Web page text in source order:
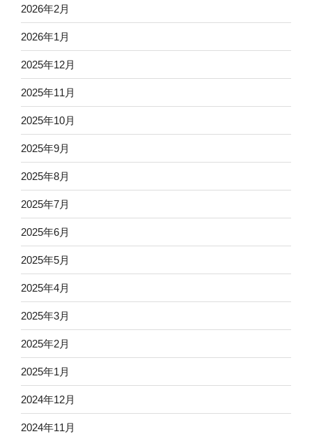
2026年2月
2026年1月
2025年12月
2025年11月
2025年10月
2025年9月
2025年8月
2025年7月
2025年6月
2025年5月
2025年4月
2025年3月
2025年2月
2025年1月
2024年12月
2024年11月